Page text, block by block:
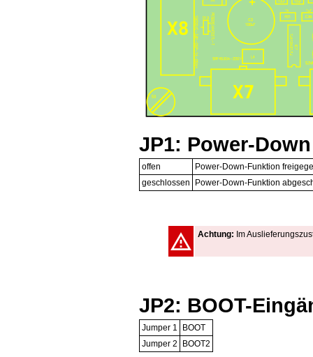
JP1: Power-
offen
Power-Down-Funktion
geschlossen
Power-Down-Funktion
Achtung: Im
JP2: BOOT-
Jumper 1
BOOT
Jumper 2
BOOT2